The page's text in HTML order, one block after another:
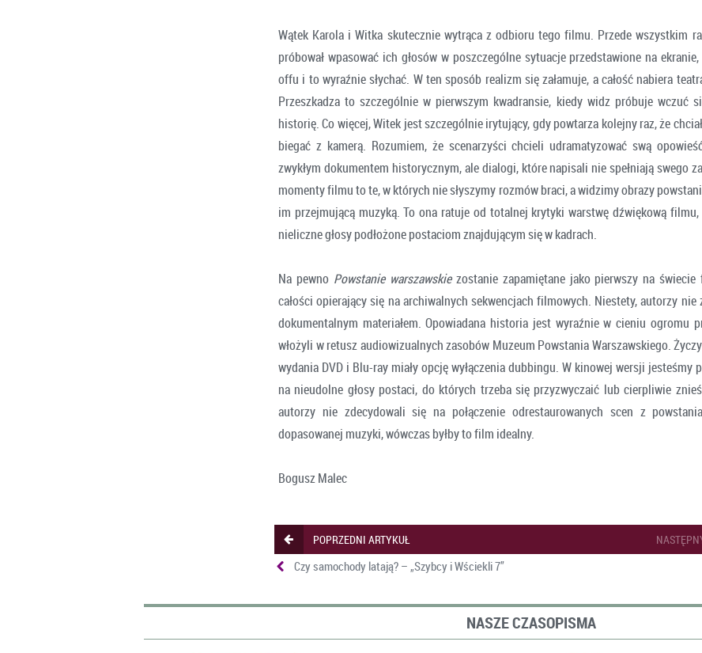
Wątek Karola i Witka skutecznie wytrąca z odbioru tego filmu. Przede wszystkim
próbował wpasować ich głosów w poszczególne sytuacje przedstawione na ekranie,
offu i to wyraźnie słychać. W ten sposób realizm się załamuje, a całość nabiera
Przeszkadza to szczególnie w pierwszym kwadransie, kiedy widz próbuje wczuć
historię. Co więcej, Witek jest szczególnie irytujący, gdy powtarza kolejny raz, że
biegać z kamerą. Rozumiem, że scenarzyści chcieli udramatyzować swą
zwykłym dokumentem historycznym, ale dialogi, które napisali nie spełniają swego
momenty filmu to te, w których nie słyszymy rozmów braci, a widzimy obrazy
im przejmującą muzyką. To ona ratuje od totalnej krytyki warstwę dźwiękową
nieliczne głosy podłożone postaciom znajdującym się w kadrach.
Na pewno Powstanie warszawskiezostanie zapamiętane jako pierwszy na
całości opierający się na archiwalnych sekwencjach filmowych. Niestety, autorzy nie
dokumentalnym materiałem. Opowiadana historia jest wyraźnie w cieniu ogromu
włożyli w retusz audiowizualnych zasobów Muzeum Powstania Warszawskiego.
wydania DVD i Blu-ray miały opcję wyłączenia dubbingu. W kinowej wersji jesteśmy
na nieudolne głosy postaci, do których trzeba się przyzwyczaić lub cierpliwie
autorzy nie zdecydowali się na połączenie odrestaurowanych scen z
dopasowanej muzyki, wówczas byłby to film idealny.
Bogusz Malec
POPRZEDNI ARTYKUŁ
Czy samochody latają? – „Szybcy i Wściekli 7”
NASZE CZASOPISMA